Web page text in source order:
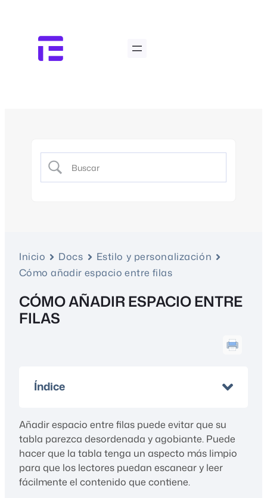
Inicio Docs
Estilo y personalización
Cómo añadir espacio entre filas
CÓMO AÑADIR ESPACIO ENTRE
FILAS
Índice
Añadir espacio entre filas puede evitar que su
tabla parezca desordenada y agobiante. Puede
hacer que la tabla tenga un aspecto más limpio
para que los lectores puedan escanear y leer
fácilmente el contenido que contiene.